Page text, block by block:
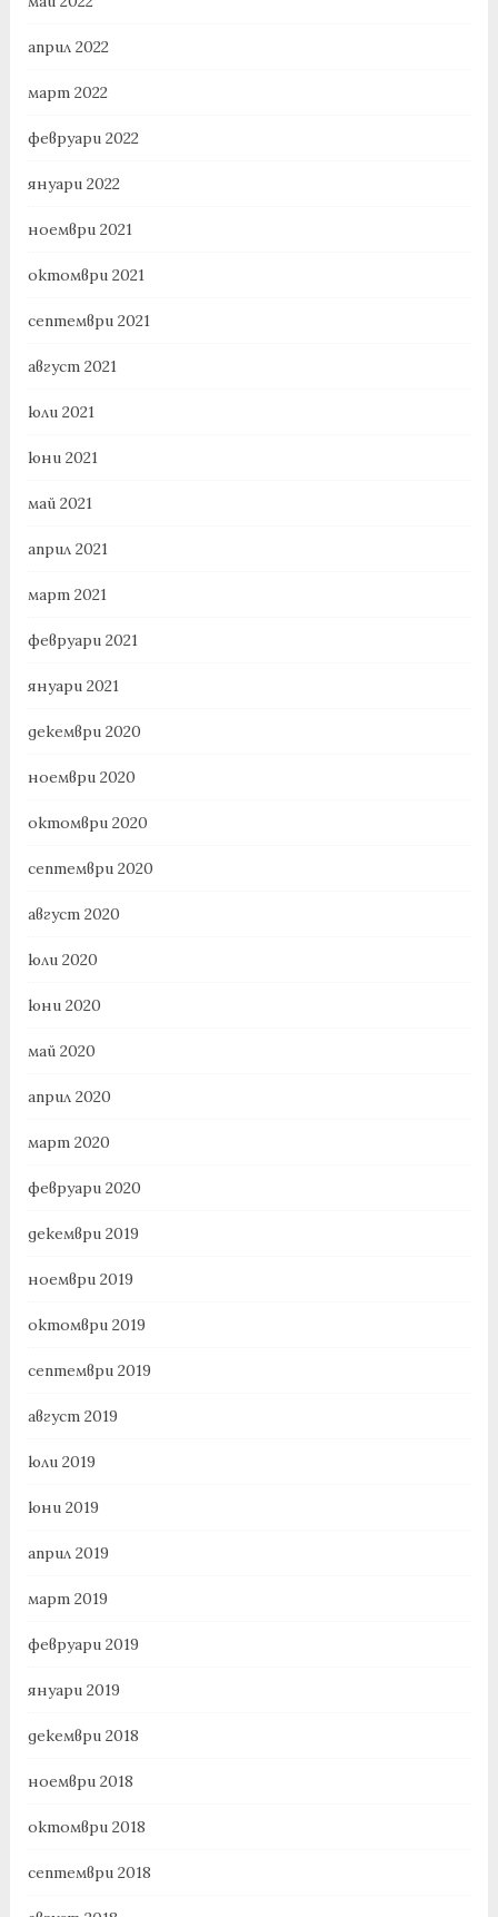
април 2022
март 2022
февруари 2022
януари 2022
ноември 2021
октомври 2021
септември 2021
август 2021
юли 2021
юни 2021
май 2021
април 2021
март 2021
февруари 2021
януари 2021
декември 2020
ноември 2020
октомври 2020
септември 2020
август 2020
юли 2020
юни 2020
май 2020
април 2020
март 2020
февруари 2020
декември 2019
ноември 2019
октомври 2019
септември 2019
август 2019
юли 2019
юни 2019
април 2019
март 2019
февруари 2019
януари 2019
декември 2018
ноември 2018
октомври 2018
септември 2018